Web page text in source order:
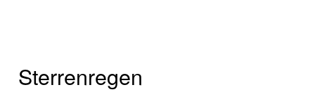
Sterrenregen